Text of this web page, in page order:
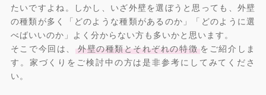
たいですよね。しかし、いざ外壁を選ぼうと思っても、外壁
の種類が多く「どのような種類があるのか」「どのように選
べばいいのか」よく分からない方も多いかと思います。
そこで今回は、
外壁の種類とそれぞれの特徴 をご紹介しま
す。家づくりをご検討中の方は是非参考にしてみてくださ
い。